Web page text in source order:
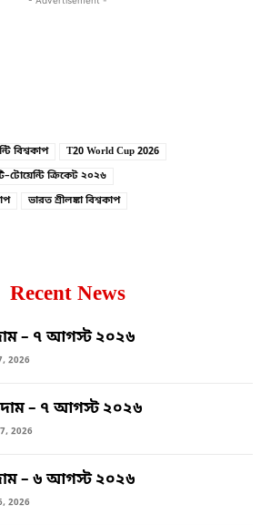
বিশ্বকাপ
T20 World Cup 2026
ক্রিকেট ২০২৬
ভারত শ্রীলঙ্কা বিশ্বকাপ
Recent News
– ৭ আগস্ট ২০২৬
2026
– ৭ আগস্ট ২০২৬
2026
– ৬ আগস্ট ২০২৬
2026